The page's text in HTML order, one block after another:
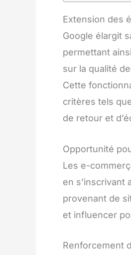
Extension des
Google élargit
permettant
sur la qualité
Cette
critères tels
de retour et
Opportunité
Les e-
en s’inscrivant
provenant de
et influencer
Renforcement